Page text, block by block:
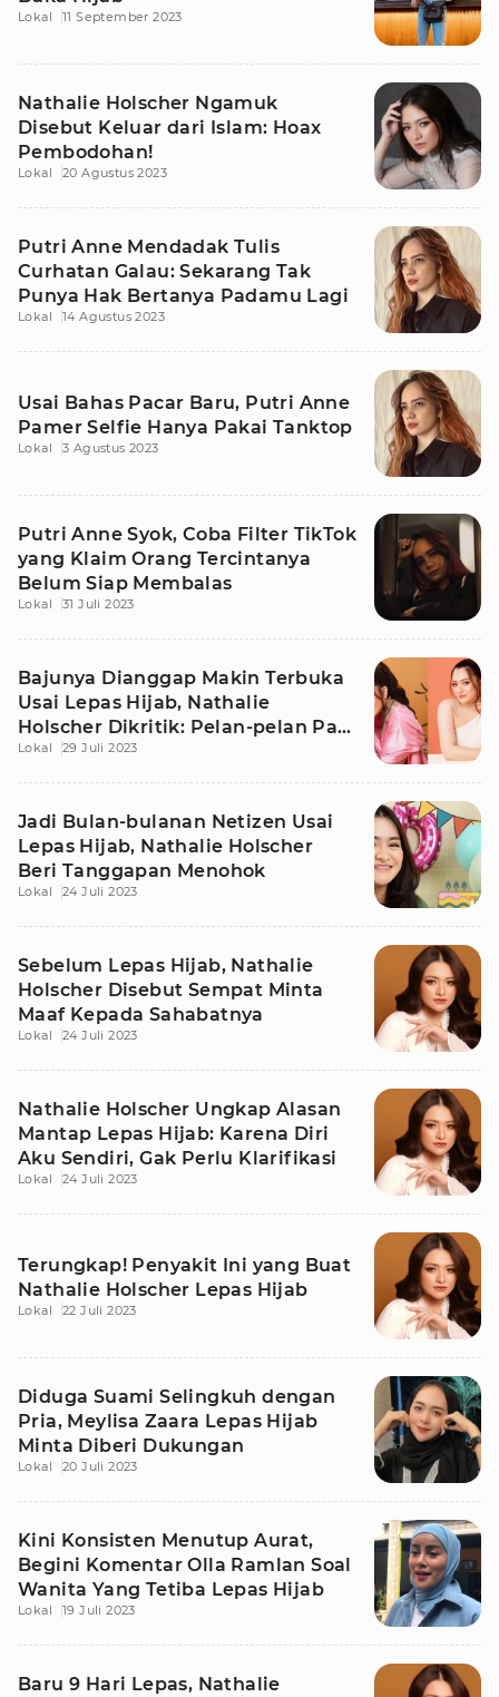
Lokal 11 September 2023
Nathalie Holscher Ngamuk
Disebut Keluar dari Islam: Hoax
Pembodohan!
Lokal 20 Agustus 2023
Putri Anne Mendadak Tulis
Curhatan Galau: Sekarang Tak
Punya Hak Bertanya Padamu Lagi
Lokal 14 Agustus 2023
Usai Bahas Pacar Baru, Putri Anne
Pamer Selfie Hanya Pakai Tanktop
Lokal 3 Agustus 2023
Putri Anne Syok, Coba Filter TikTok
yang Klaim Orang Tercintanya
Belum Siap Membalas
Lokal 31 Juli 2023
Bajunya Dianggap Makin Terbuka
Usai Lepas Hijab, Nathalie
Holscher Dikritik: Pelan-pelan Pak
Supir
Lokal 29 Juli 2023
Jadi Bulan-bulanan Netizen Usai
Lepas Hijab, Nathalie Holscher
Beri Tanggapan Menohok
Lokal 24 Juli 2023
Sebelum Lepas Hijab, Nathalie
Holscher Disebut Sempat Minta
Maaf Kepada Sahabatnya
Lokal 24 Juli 2023
Nathalie Holscher Ungkap Alasan
Mantap Lepas Hijab: Karena Diri
Aku Sendiri, Gak Perlu Klarifikasi
Lokal 24 Juli 2023
Terungkap! Penyakit Ini yang Buat
Nathalie Holscher Lepas Hijab
Lokal 22 Juli 2023
Diduga Suami Selingkuh dengan
Pria, Meylisa Zaara Lepas Hijab
Minta Diberi Dukungan
Lokal 20 Juli 2023
Kini Konsisten Menutup Aurat,
Begini Komentar Olla Ramlan Soal
Wanita Yang Tetiba Lepas Hijab
Lokal 19 Juli 2023
Baru 9 Hari Lepas, Nathalie